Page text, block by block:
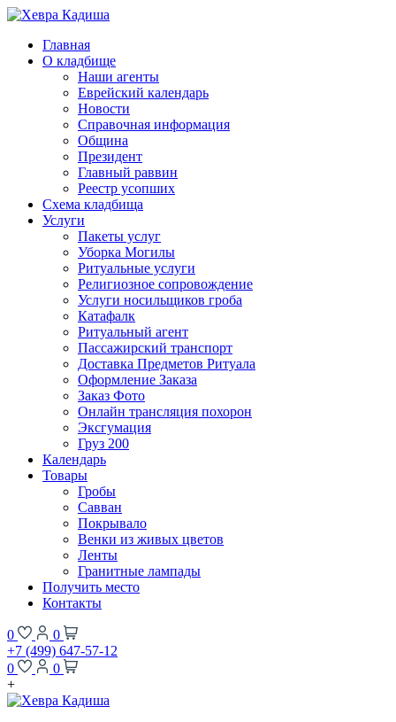
Главная
О кладбище
Наши агенты
Еврейский календарь
Новости
Справочная информация
Община
Президент
Главный раввин
Реестр усопших
Схема кладбища
Услуги
Пакеты услуг
Уборка Могилы
Ритуальные услуги
Религиозное сопровождение
Услуги носильщиков гроба
Катафалк
Ритуальный агент
Пассажирский транспорт
Доставка Предметов Ритуала
Оформление Заказа
Заказ Фото
Онлайн трансляция похорон
Эксгумация
Груз 200
Календарь
Товары
Гробы
Савван
Покрывало
Венки из живых цветов
Ленты
Гранитные лампады
Получить место
Контакты
0
0
+7 (499) 647-57-12
0
0
+